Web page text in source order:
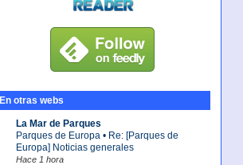
En otras webs
La Mar de Parques
Parques de Europa • Re: [Parques de
Europa] Noticias generales
Hace 1 hora